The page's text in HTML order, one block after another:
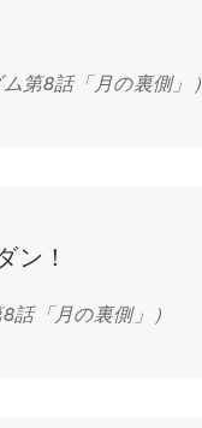
第8話「月の裏側」）
ン！
話「月の裏側」）